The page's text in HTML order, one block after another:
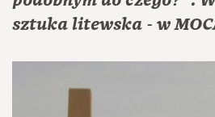
sztuka litewska - w